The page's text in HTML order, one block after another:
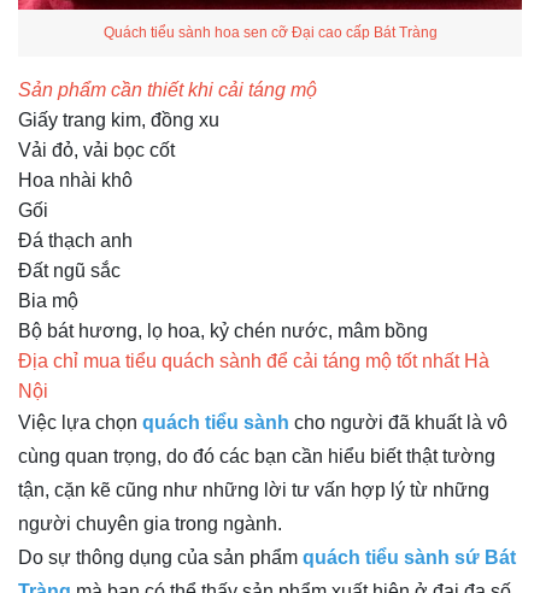
Quách tiểu sành hoa sen cỡ Đại cao cấp Bát Tràng
Sản phẩm cần thiết khi cải táng mộ
Giấy trang kim, đồng xu
Vải đỏ, vải bọc cốt
Hoa nhài khô
Gối
Đá thạch anh
Đất ngũ sắc
Bia mộ
Bộ bát hương, lọ hoa, kỷ chén nước, mâm bồng
Địa chỉ mua tiểu quách sành để cải táng mộ tốt nhất Hà
Nội
Việc lựa chọn quách tiểu sành cho người đã khuất là vô
cùng quan trọng, do đó các bạn cần hiểu biết thật tường
tận, cặn kẽ cũng như những lời tư vấn hợp lý từ những
người chuyên gia trong ngành.
Do sự thông dụng của sản phẩm quách tiểu sành sứ Bát